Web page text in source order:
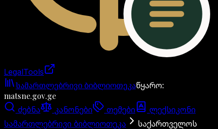
LegalTools
ანგარიში იტვირთება
სამართლებრივი ბიბლიოთეკაწყარო:
matsne.gov.ge
ძებნა კანონები თემები
ლექსიკონი
სამართლებრივი ბიბლიოთეკა
საქართველოს